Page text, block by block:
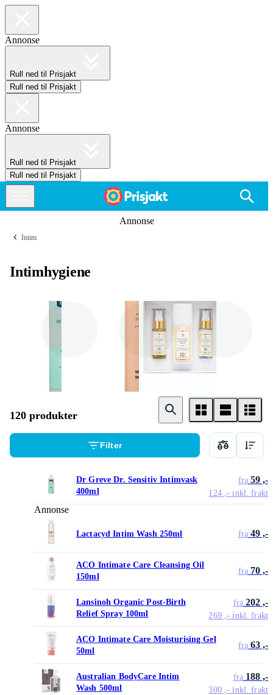
Annonse
Rull ned til Prisjakt
Rull ned til Prisjakt
Annonse
Rull ned til Prisjakt
Rull ned til Prisjakt
Annonse
Intim
Intimhygiene
Intimvask Intimdeodorant
120 produkter
Filter
Dr Greve Dr. Sensitiv Intimvask
400ml
fra 59 ,-
124 ,- inkl. frakt
Lactacyd Intim Wash 250ml fra 49 ,-
ACO Intimate Care Cleansing Oil
150ml
fra 70 ,-
Lansinoh Organic Post-Birth
Relief Spray 100ml
fra 202 ,-
269 ,- inkl. frakt
ACO Intimate Care Moisturising Gel
50ml
fra 63 ,-
Australian BodyCare Intim
Wash 500ml
fra 188 ,-
300 ,- inkl. frakt
Annonse